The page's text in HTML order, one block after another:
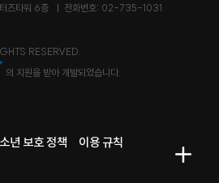
메
즈타워 6층
전화번호: 02-735-1031
RESERVED.
의 지원을 받아 개발되었습니다.
년 보호 정책 이용 규칙